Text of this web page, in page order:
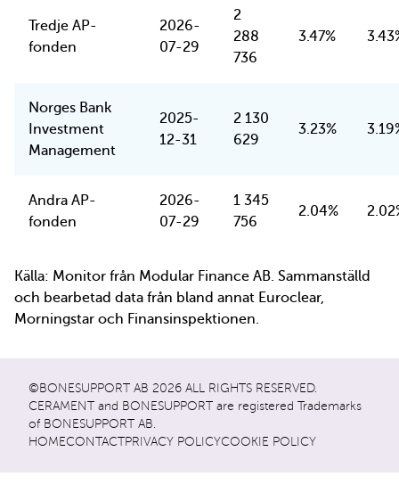
Tredje AP-
fonden
2026-
07-29
2
288
736
3.47%
Norges Bank
Investment
Management
2025-
12-31
2 130
629
3.23%
Andra AP-
fonden
2026-
07-29
1 345
756
2.04%
Källa: Monitor från Modular Finance AB. Sammanställd
och bearbetad data från bland annat Euroclear,
Morningstar och Finansinspektionen.
©BONESUPPORT AB 2026 ALL RIGHTS RESERVED.
CERAMENT and BONESUPPORT are registered Trademarks
of BONESUPPORT AB.
HOMECONTACTPRIVACY POLICYCOOKIE POLICY